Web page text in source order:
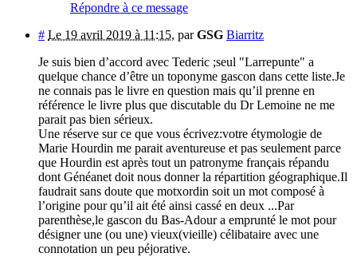
Répondre à ce message
# Le 19 avril 2019 à 11:15, parGSG Biarritz
Je suis bien d’accord avec Tederic ;seul "Larrepunte" a
quelque chance d’être un toponyme gascon dans cette liste.Je
ne connais pas le livre en question mais qu’il prenne en
référence le livre plus que discutable du Dr Lemoine ne me
parait pas bien sérieux.
Une réserve sur ce que vous écrivez:votre étymologie de
Marie Hourdin me parait aventureuse et pas seulement parce
que Hourdin est après tout un patronyme français répandu
dont Généanet doit nous donner la répartition géographique.Il
faudrait sans doute que motxordin soit un mot composé à
l’origine pour qu’il ait été ainsi cassé en deux ...Par
parenthèse,le gascon du Bas-Adour a emprunté le mot pour
désigner une (ou une) vieux(vieille) célibataire avec une
connotation un peu péjorative.